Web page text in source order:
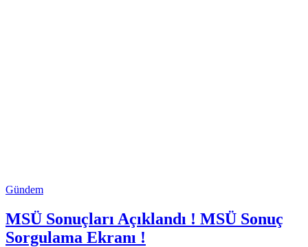
Gündem
MSÜ Sonuçları Açıklandı ! MSÜ Sonuç
Sorgulama Ekranı !